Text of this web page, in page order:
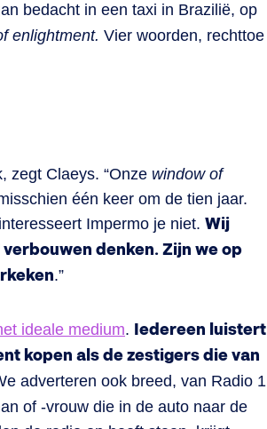
bedacht in een taxi in Brazilië, op
enlightment. Vier woorden, rechttoe
zegt Claeys. “Onze window of
één keer om de tien jaar.
Impermo je niet. Wij
denken. Zijn we op
.”
ideale medium. Iedereen luistert
kopen als de zestigers die van
adverteren ook breed, van Radio 1
of -vrouw die in de auto naar de